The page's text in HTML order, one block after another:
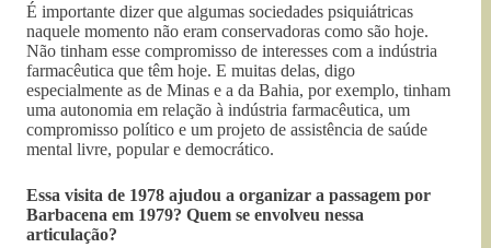
É importante dizer que algumas sociedades psiquiátricas
naquele momento não eram conservadoras como são hoje.
Não tinham esse compromisso de interesses com a indústria
farmacêutica que têm hoje. E muitas delas, digo
especialmente as de Minas e a da Bahia, por exemplo, tinham
uma autonomia em relação à indústria farmacêutica, um
compromisso político e um projeto de assistência de saúde
mental livre, popular e democrático.
Essa visita de 1978 ajudou a organizar a passagem por
Barbacena em 1979? Quem se envolveu nessa
articulação?